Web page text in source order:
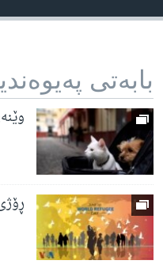
بابه‌تی
وێنەی 20 ی